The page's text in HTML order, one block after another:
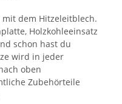
dem Hitzeleitblech.
Holzkohleeinsatz
schon hast du
wird in jeder
oben
Zubehörteile